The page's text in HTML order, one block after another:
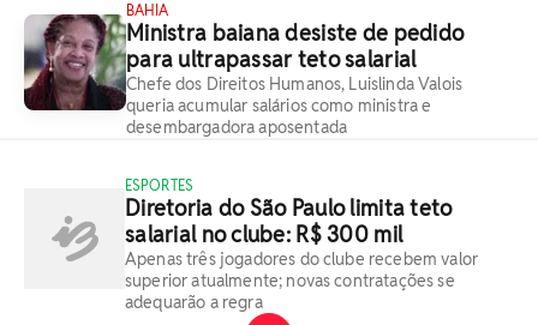
BAHIA
Ministra baiana desiste de pedido
para ultrapassar teto salarial
Chefe dos Direitos Humanos, Luislinda Valois
queria acumular salários como ministra e
desembargadora aposentada
ESPORTES
Diretoria do São Paulo limita teto
salarial no clube: R$ 300 mil
Apenas três jogadores do clube recebem valor
superior atualmente; novas contratações se
adequarão a regra